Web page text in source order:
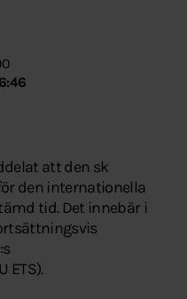
att den sk
den internationella
tid. Det innebär i
ETS).